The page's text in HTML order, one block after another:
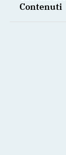
Contenuti